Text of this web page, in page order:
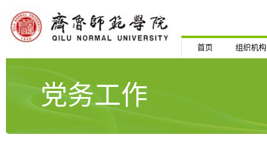
首页 组织机构
党务工作